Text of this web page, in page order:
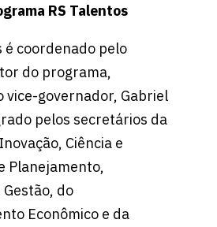
RS Talentos
é coordenado pelo
do programa,
vice-governador, Gabriel
pelos secretários da
Ciência e
Planejamento,
do
Econômico e da